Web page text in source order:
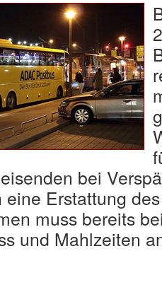
bei
Erstattung
muss bereits
und Mahlzeiten